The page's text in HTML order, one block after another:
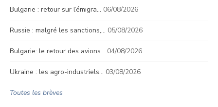
Bulgarie : retour sur l’émigra… 06/08/2026
Russie : malgré les sanctions,… 05/08/2026
Bulgarie: le retour des avions… 04/08/2026
Ukraine : les agro-industriels… 03/08/2026
Toutes les brèves